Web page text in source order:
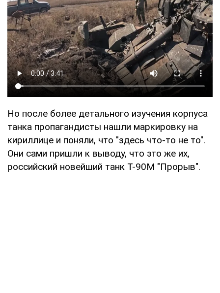
Но после более детального изучения корпуса
танка пропагандисты нашли маркировку на
кириллице и поняли, что "здесь что-то не то".
Они сами пришли к выводу, что это же их,
российский новейший танк Т-90М "Прорыв".